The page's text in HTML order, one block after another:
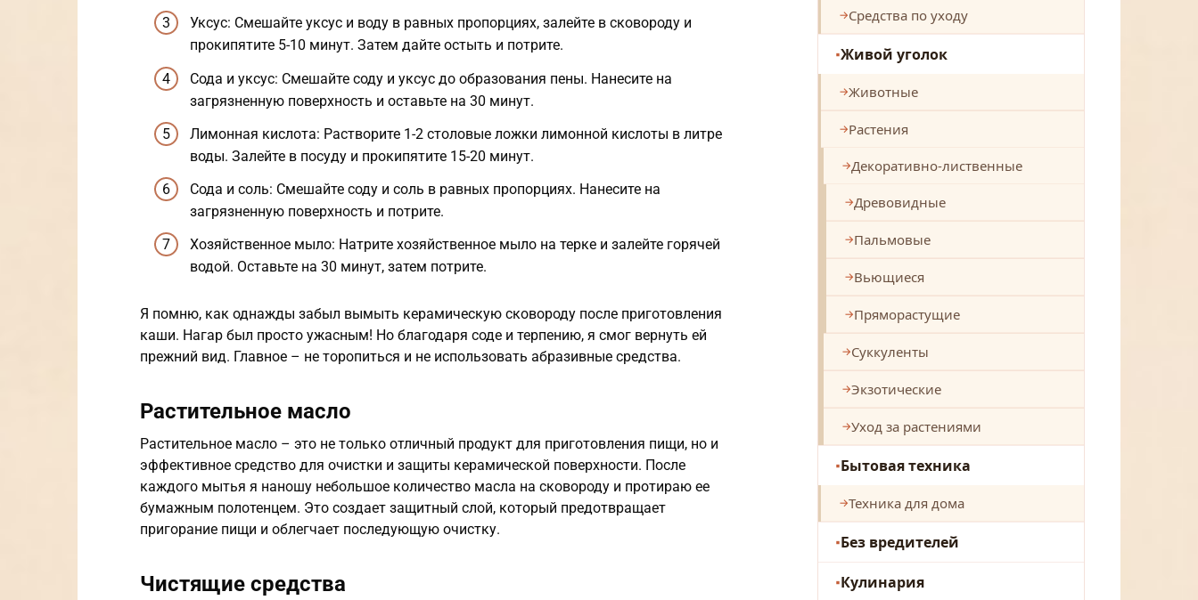
Уксус: Смешайте уксус и воду в равных пропорциях, залейте в сковороду и
прокипятите 5-10 минут. Затем дайте остыть и потрите.
Сода и уксус: Смешайте соду и уксус до образования пены. Нанесите на
загрязненную поверхность и оставьте на 30 минут.
Лимонная кислота: Растворите 1-2 столовые ложки лимонной кислоты в литре
воды. Залейте в посуду и прокипятите 15-20 минут.
Сода и соль: Смешайте соду и соль в равных пропорциях. Нанесите на
загрязненную поверхность и потрите.
Хозяйственное мыло: Натрите хозяйственное мыло на терке и залейте горячей
водой. Оставьте на 30 минут, затем потрите.
Я помню, как однажды забыл вымыть керамическую сковороду после приготовления
каши. Нагар был просто ужасным! Но благодаря соде и терпению, я смог вернуть ей
прежний вид. Главное – не торопиться и не использовать абразивные средства.
Растительное масло
Растительное масло – это не только отличный продукт для приготовления пищи, но и
эффективное средство для очистки и защиты керамической поверхности. После
каждого мытья я наношу небольшое количество масла на сковороду и протираю ее
бумажным полотенцем. Это создает защитный слой, который предотвращает
пригорание пищи и облегчает последующую очистку.
Чистящие средства
Средства по уходу
Живой уголок
Животные
Растения
Декоративно-лиственные
Древовидные
Пальмовые
Вьющиеся
Пряморастущие
Суккуленты
Экзотические
Уход за растениями
Бытовая техника
Техника для дома
Без вредителей
Кулинария